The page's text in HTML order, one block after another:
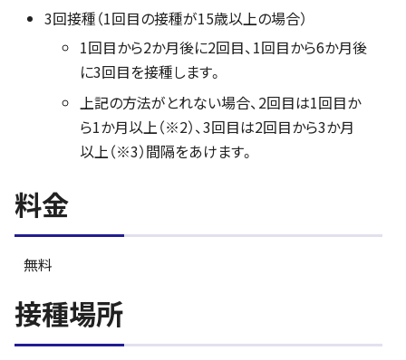
3回接種（1回目の接種が15歳以上の場合）
1回目から2か月後に2回目、1回目から6か月後
に3回目を接種します。
上記の方法がとれない場合、2回目は1回目か
ら1か月以上（※2）、3回目は2回目から3か月
以上（※3）間隔をあけます。
料金
無料
接種場所